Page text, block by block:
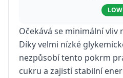
LOW
Očekává se minimální vliv
Díky velmi nízké
nezpůsobí tento pokrm
cukru a zajistí stabilní